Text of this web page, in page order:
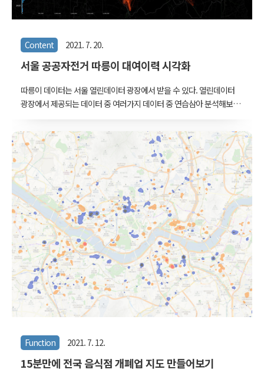
Content 2021. 7. 20.
서울 공공자전거 따릉이 대여이력 시각화
따릉이 데이터는 서울 열린데이터 광장에서 받을 수 있다. 열린데이터
광장에서 제공되는 데이터 중 여러가지 데이터 중 연습삼아 분석해보
한 좋은 글들이 많이 나온다. 여기서는 첫 대여 이력이 있는 2015년 9
월부터 현재 공개된 최신자료인 2021년 1월까지의 대여이력을 시각화
했다. 데이터 준비 대여이력 데이터는 아래 링크에 있다. 서울특별시 공
공자전거 대여이력 정보 서울특별시 공공자전거 대여이력 정보입니다.
자전거 이동경로에 대한 데이터 분석이 가능하도록 년도별, 대여소별,
자전거별 대여이력 원천 데이터를 제공합니다. data.seoul.go.kr 대여
소 위치의 경우 서울 열린데이터 광장의 다른 게시판에 있지만, 철거된
대여소의 경우 좌표가..
Function 2021. 7. 12.
15분만에 전국 음식점 개폐업 지도 만들어보기